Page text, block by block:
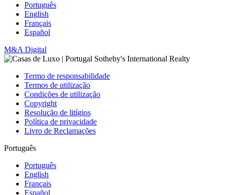
Português
English
Français
Español
M&A Digital
Termo de responsabilidade
Termos de utilização
Condições de utilização
Copyright
Resolução de litígios
Política de privacidade
Livro de Reclamações
Português
Português
English
Français
Español